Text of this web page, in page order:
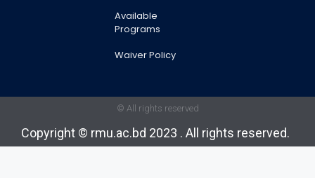
Available
Programs
Waiver Policy
© All rights reserved
Copyright © rmu.ac.bd 2023 . All rights reserved.